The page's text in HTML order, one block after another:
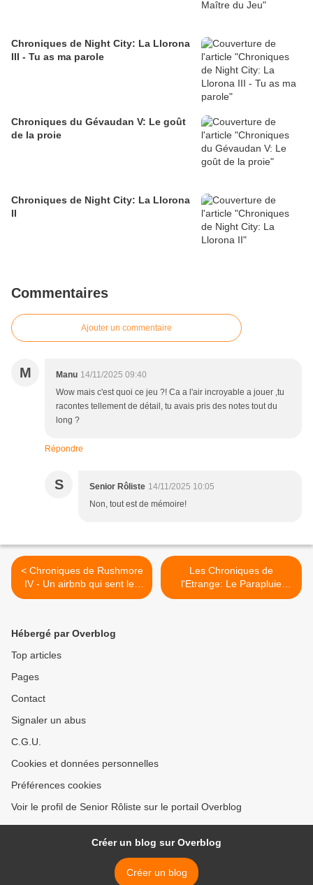
Chroniques de Night City: La Llorona
III - Tu as ma parole
Chroniques du Gévaudan V: Le goût
de la proie
Chroniques de Night City: La Llorona
II
Commentaires
Ajouter un commentaire
M Manu 14/11/2025 09:40
Wow mais c'est quoi ce jeu ?! Ca a l'air incroyable a jouer ,tu
racontes tellement de détail, tu avais pris des notes tout du
long ?
Répondre
S Senior Rôliste 14/11/2025 10:05
Non, tout est de mémoire!
< Chroniques de Rushmore
IV - Un airbnb qui sent les
pieds
Les Chroniques de
l'Etrange: Le Parapluie
Rouge >
Hébergé par Overblog
Top articles
Pages
Contact
Signaler un abus
C.G.U.
Cookies et données personnelles
Préférences cookies
Voir le profil de Senior Rôliste sur le portail Overblog
Créer un blog sur Overblog
Créer un blog